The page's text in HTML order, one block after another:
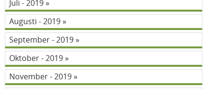
Juli - 2019
Augusti - 2019
September - 2019
Oktober - 2019
November - 2019